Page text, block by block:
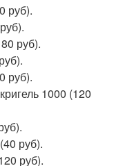
руб).
руб).
руб).
1000 (120
руб).
руб).